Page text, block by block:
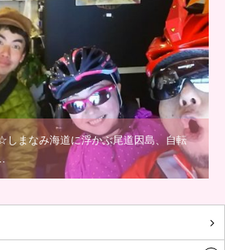
しまなみ海道に浮かぶ尾道因島、自転